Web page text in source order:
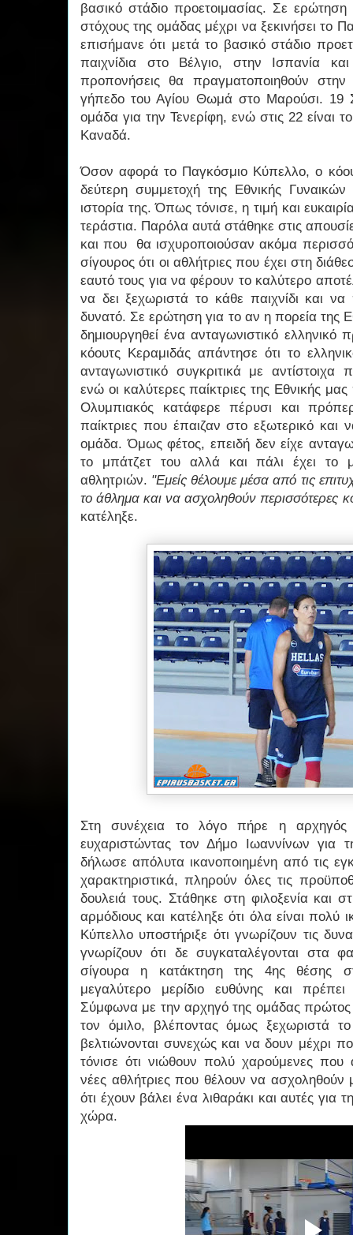
βασικό στάδιο προετοιμασίας. Σε ερώτηση
στόχους της ομάδας μέχρι να ξεκινήσει το
επισήμανε ότι μετά το βασικό στάδιο
παιχνίδια στο Βέλγιο, στην Ισπανία
προπονήσεις θα πραγματοποιηθούν
γήπεδο του Αγίου Θωμά στο Μαρούσι. 19
ομάδα για την Τενερίφη, ενώ στις 22 είναι
Καναδά.
Όσον αφορά το Παγκόσμιο Κύπελλο, ο
δεύτερη συμμετοχή της Εθνικής
ιστορία της. Όπως τόνισε, η τιμή και
τεράστια. Παρόλα αυτά στάθηκε στις
και που θα ισχυροποιούσαν ακόμα
σίγουρος ότι οι αθλήτριες που έχει στη
εαυτό τους για να φέρουν το καλύτερο
να δει ξεχωριστά το κάθε παιχνίδι και
δυνατό. Σε ερώτηση για το αν η πορεία της
δημιουργηθεί ένα ανταγωνιστικό
κόουτς Κεραμιδάς απάντησε ότι το
ανταγωνιστικό συγκριτικά με αντίστοιχα
ενώ οι καλύτερες παίκτριες της Εθνικής
Ολυμπιακός κατάφερε πέρυσι και
παίκτριες που έπαιζαν στο εξωτερικό και
ομάδα. Όμως φέτος, επειδή δεν είχε
το μπάτζετ του αλλά και πάλι έχει το
αθλητριών. "Εμείς θέλουμε μέσα από τις
το άθλημα και να ασχοληθούν περισσότερες
κατέληξε.
Στη συνέχεια το λόγο πήρε η αρχηγός
ευχαριστώντας τον Δήμο Ιωαννίνων για
δήλωσε απόλυτα ικανοποιημένη από τις
χαρακτηριστικά, πληρούν όλες τις
δουλειά τους. Στάθηκε στη φιλοξενία και
αρμόδιους και κατέληξε ότι όλα είναι πολύ
Κύπελλο υποστήριξε ότι γνωρίζουν τις
γνωρίζουν ότι δε συγκαταλέγονται στα
σίγουρα η κατάκτηση της 4ης θέσης
μεγαλύτερο μερίδιο ευθύνης και
Σύμφωνα με την αρχηγό της ομάδας
τον όμιλο, βλέποντας όμως ξεχωριστά
βελτιώνονται συνεχώς και να δουν μέχρι
τόνισε ότι νιώθουν πολύ χαρούμενες που
νέες αθλήτριες που θέλουν να ασχοληθούν
ότι έχουν βάλει ένα λιθαράκι και αυτές για
χώρα.